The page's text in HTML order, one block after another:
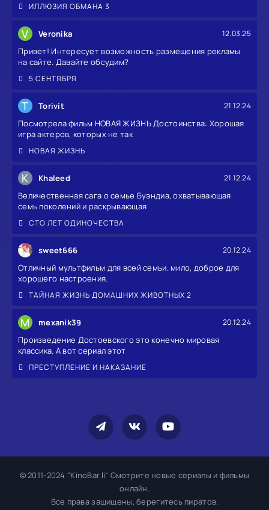
ИЛЛЮЗИЯ ОБМАНА 3
V Veronika 12.03.25
Привет! Интересует возможность размещения рекламы
на сайте. Давайте обсудим?
5 СЕНТЯБРЯ
T Torivit 21.12.24
Посмотрела фильм НОВАЯ ЖИЗНЬ Достоинства: Хорошая
игра актеров, которых не так
НОВАЯ ЖИЗНЬ
K Khaleed 21.12.24
Величественная сага о семье Буэндиа, охватывающая
семь поколений и раскрывающая
СТО ЛЕТ ОДИНОЧЕСТВА
sweet666 20.12.24
Отличный мультфильм для всей семьи. мило, доброе для
хорошего настроения.
ТАЙНАЯ ЖИЗНЬ ДОМАШНИХ ЖИВОТНЫХ 2
M mexanik39 20.12.24
Произведение Достоевского это конечно мировая
классика. А вот сериал этот
ПРЕСТУПЛЕНИЕ И НАКАЗАНИЕ
© 2011-2024 "KinoBar.li" Смотрите новые сериалы и фильмы
онлайн.
Все права защищены, берегитесь пиратов.